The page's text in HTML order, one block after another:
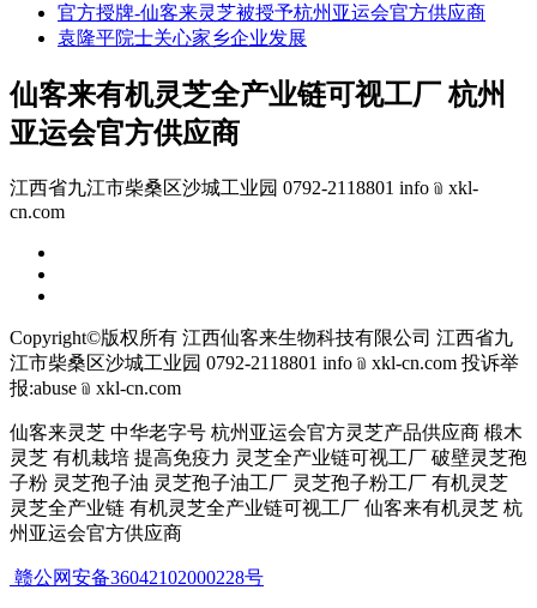
官方授牌-仙客来灵芝被授予杭州亚运会官方供应商
袁隆平院士关心家乡企业发展
仙客来有机灵芝全产业链可视工厂 杭州
亚运会官方供应商
江西省九江市柴桑区沙城工业园 0792-2118801 info﹫xkl-
cn.com
Copyright©版权所有 江西仙客来生物科技有限公司 江西省九
江市柴桑区沙城工业园 0792-2118801 info﹫xkl-cn.com 投诉举
报:abuse﹫xkl-cn.com
仙客来灵芝 中华老字号 杭州亚运会官方灵芝产品供应商 椴木
灵芝 有机栽培 提高免疫力 灵芝全产业链可视工厂 破壁灵芝孢
子粉 灵芝孢子油 灵芝孢子油工厂 灵芝孢子粉工厂 有机灵芝
灵芝全产业链 有机灵芝全产业链可视工厂 仙客来有机灵芝 杭
州亚运会官方供应商
赣公网安备36042102000228号